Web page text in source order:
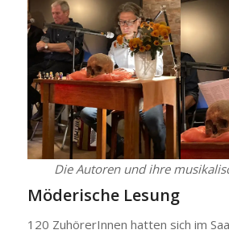
Die Autoren und ihre
Möde­ri­sche Lesung
120 Zuhö­re­rIn­nen hat­ten sich im